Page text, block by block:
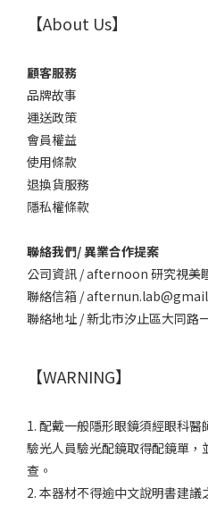
【About Us】
顧客服務
品牌故事
運送政策
會員權益
使用條款
退換貨服務
隱私權條款
聯絡我們/ 異業合作提案
公司資訊 / afternoon 研究視美
聯絡信箱 /
聯絡地址 / 新北市汐止區大同路
【WARNING】
1. 配戴一般隱形眼鏡須經眼科
驗光人員驗光配鏡取得配鏡單，
查。
2. 本器材不得逾中文說明書建